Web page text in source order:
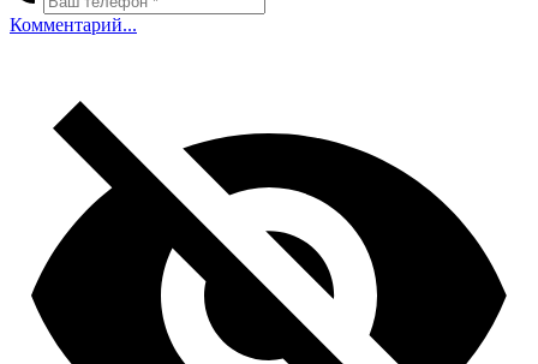
Комментарий...